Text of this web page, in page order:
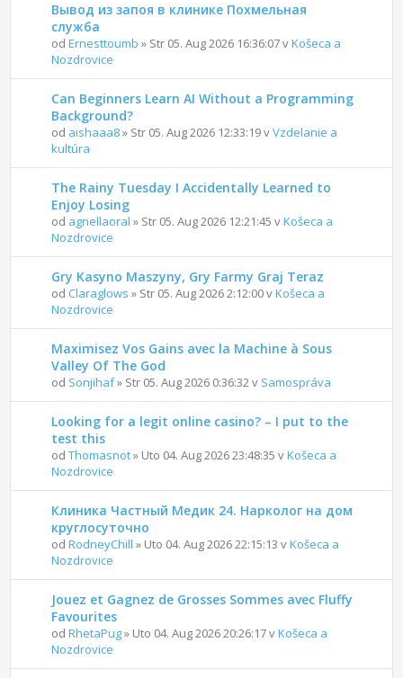
Вывод из запоя в клинике Похмельная
служба
odErnesttoumb » Str 05. Aug 2026 16:36:07 vKošeca a
Nozdrovice
Can Beginners Learn AI Without a Programming
Background?
od aishaaa8» Str 05. Aug 2026 12:33:19 vVzdelanie a
kultúra
The Rainy Tuesday I Accidentally Learned to
Enjoy Losing
od agnellaoral » Str 05. Aug 2026 12:21:45 vKošeca a
Nozdrovice
Gry Kasyno Maszyny, Gry Farmy Graj Teraz
od Claraglows » Str 05. Aug 2026 2:12:00 vKošeca a
Nozdrovice
Maximisez Vos Gains avec la Machine à Sous
Valley Of The God
od Sonjihaf» Str 05. Aug 2026 0:36:32 v Samospráva
Looking for a legit online casino? – I put to the
test this
odThomasnot» Uto 04. Aug 2026 23:48:35 vKošeca a
Nozdrovice
Клиника Частный Медик 24. Нарколог на дом
круглосуточно
odRodneyChill » Uto 04. Aug 2026 22:15:13 vKošeca a
Nozdrovice
Jouez et Gagnez de Grosses Sommes avec Fluffy
Favourites
odRhetaPug» Uto 04. Aug 2026 20:26:17 vKošeca a
Nozdrovice